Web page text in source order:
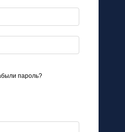
пароль?